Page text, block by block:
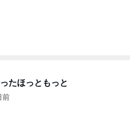
たほっともっと
前